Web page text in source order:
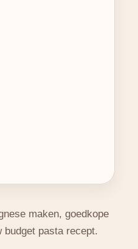
maken, goedkope
budget pasta recept.